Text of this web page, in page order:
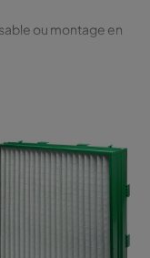
ou montage en